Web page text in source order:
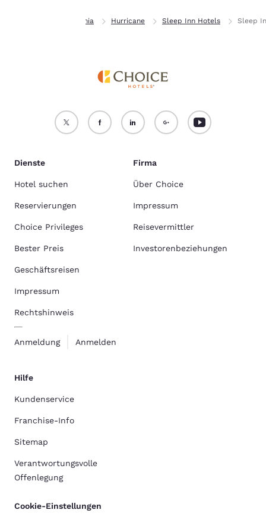
West Virginia Hurricane Sleep Inn Hotels Sleep
Dienste
Hotel suchen
Reservierungen
Choice Privileges
Bester Preis
Geschäftsreisen
Impressum
Rechtshinweis
Anmeldung Anmelden
Firma
Über Choice
Impressum
Reisevermittler
Investorenbeziehungen
Hilfe
Kundenservice
Franchise-Info
Sitemap
Verantwortungsvolle
Offenlegung
Cookie-Einstellungen